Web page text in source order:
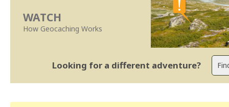
WATCH
How Geocaching Works
Looking for a different adventure?